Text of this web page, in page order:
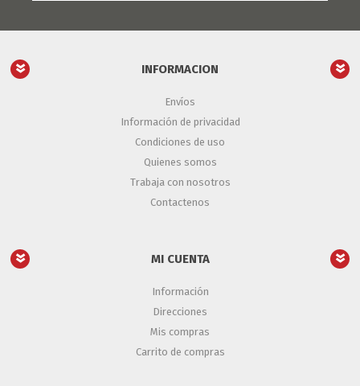
INFORMACION
Envíos
Información de privacidad
Condiciones de uso
Quienes somos
Trabaja con nosotros
Contactenos
MI CUENTA
Información
Direcciones
Mis compras
Carrito de compras